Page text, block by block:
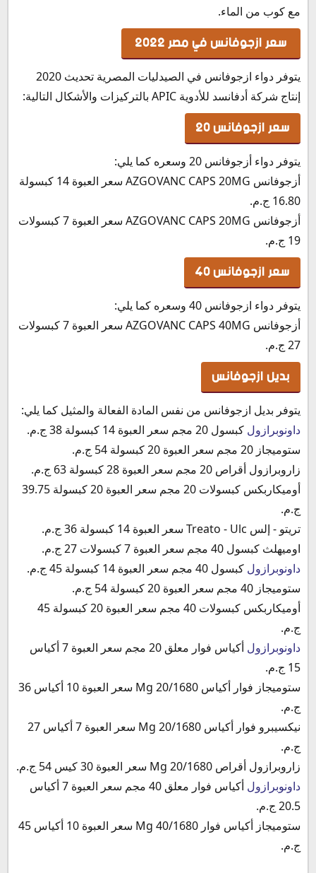
مع كوب من الماء.
سعر ازجوفانس في مصر 2022
يتوفر دواء ازجوفانس في الصيدليات المصرية تحديث 2020
إنتاج شركة أدفانسد للأدوية APIC بالتركيزات والأشكال التالية:
سعر ازجوفانس 20
يتوفر دواء أزجوفانس 20 وسعره كما يلي:
أزجوفانس AZGOVANC CAPS 20MG سعر العبوة 14 كبسولة
16.80 ج.م.
أزجوفانس AZGOVANC CAPS 20MG سعر العبوة 7 كبسولات
19 ج.م.
سعر ازجوفانس 40
يتوفر دواء ازجوفانس 40 وسعره كما يلي:
أزجوفانس AZGOVANC CAPS 40MG سعر العبوة 7 كبسولات
27 ج.م.
بديل ازجوفانس
يتوفر بديل ازجوفانس من نفس المادة الفعالة والمثيل كما يلي:
داونوبرازول كبسول 20 مجم سعر العبوة 14 كبسولة 38 ج.م.
ستوميجاز 20 مجم سعر العبوة 20 كبسولة 54 ج.م.
زاروبرازول أقراص 20 مجم سعر العبوة 28 كبسولة 63 ج.م.
أوميكاربكس كبسولات 20 مجم سعر العبوة 20 كبسولة 39.75
ج.م.
تريتو - إلس Treato - Ulc سعر العبوة 14 كبسولة 36 ج.م.
اوميهلث كبسول 40 مجم سعر العبوة 7 كبسولات 27 ج.م.
داونوبرازول كبسول 40 مجم سعر العبوة 14 كبسولة 45 ج.م.
ستوميجاز 40 مجم سعر العبوة 20 كبسولة 54 ج.م.
أوميكاربكس كبسولات 40 مجم سعر العبوة 20 كبسولة 45
ج.م.
داونوبرازول
أكياس فوار معلق 20 مجم سعر العبوة 7 أكياس
15 ج.م.
ستوميجاز فوار أكياس 20/1680 Mg سعر العبوة 10 أكياس 36
ج.م.
نيكسيبرو فوار أكياس 20/1680 Mg سعر العبوة 7 أكياس 27
ج.م.
زاروبرازول أقراص 20/1680 Mg سعر العبوة 30 كيس 54 ج.م.
داونوبرازول
أكياس فوار معلق 40 مجم سعر العبوة 7 أكياس
20.5 ج.م.
ستوميجاز أكياس فوار 40/1680 Mg سعر العبوة 10 أكياس 45
ج.م.